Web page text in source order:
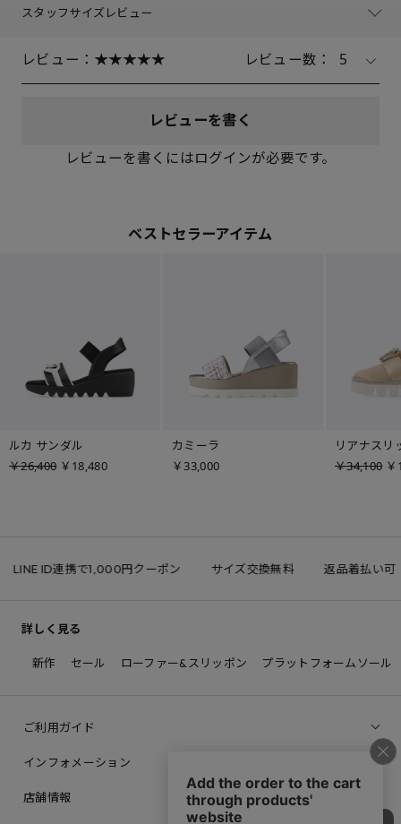
スタッフサイズレビュー
レビュー： レビュー数： 5
レビューを書く
レビューを書くにはログインが必要です。
ベストセラーアイテム
ルカ サンダル
￥26,400 ￥18,480
カミーラ
￥33,000
リアナスリ
￥34,100
LINE ID連携で1,000円クーポン サイズ交換無料 返品着払い可
詳しく見る
新作 セール ローファー&スリッポン プラットフォームソール
ご利用ガイド
インフォメーション
店舗情報